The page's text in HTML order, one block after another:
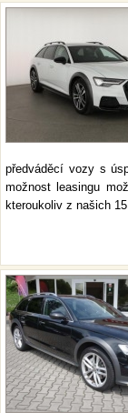
předváděcí vozy s
možnost leasingu
kteroukoliv z našich